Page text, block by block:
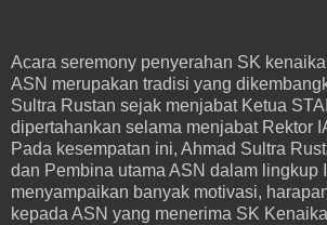
Acara seremony penyerahan SK
ASN merupakan tradisi yang
Sultra Rustan sejak menjabat Ketua
dipertahankan selama menjabat Rektor
Pada kesempatan ini, Ahmad Sultra
dan Pembina utama ASN dalam lingkup
menyampaikan banyak motivasi,
kepada ASN yang menerima SK